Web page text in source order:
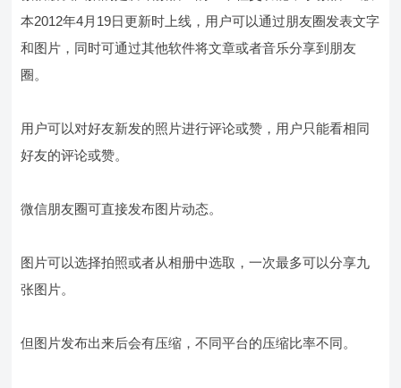
本2012年4月19日更新时上线，用户可以通过朋友圈发表文字
和图片，同时可通过其他软件将文章或者音乐分享到朋友
圈。
用户可以对好友新发的照片进行评论或赞，用户只能看相同
好友的评论或赞。
微信朋友圈可直接发布图片动态。
图片可以选择拍照或者从相册中选取，一次最多可以分享九
张图片。
但图片发布出来后会有压缩，不同平台的压缩比率不同。